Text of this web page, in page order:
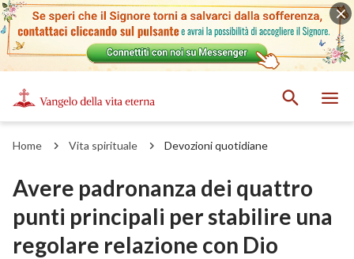
Home Vita spirituale Devozioni quotidiane
Avere padronanza dei quattro
punti principali per stabilire una
regolare relazione con Dio